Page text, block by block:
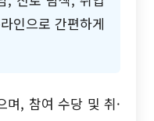
인으로 간편하게
, 참여 수당 및 취·